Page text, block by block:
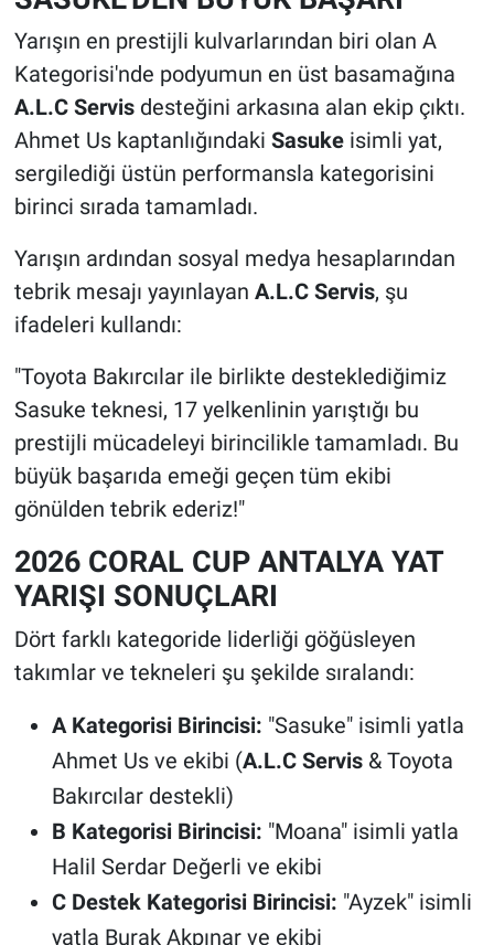
Yarışın en prestijli kulvarlarından biri olan A
Kategorisi'nde podyumun en üst basamağına
A.L.C Servisdesteğini arkasına alan ekip çıktı.
Ahmet Us kaptanlığındaki Sasukeisimli yat,
sergilediği üstün performansla kategorisini
birinci sırada tamamladı.
Yarışın ardından sosyal medya hesaplarından
tebrik mesajı yayınlayan A.L.C Servis, şu
ifadeleri kullandı:
"Toyota Bakırcılar ile birlikte desteklediğimiz
Sasuke teknesi, 17 yelkenlinin yarıştığı bu
prestijli mücadeleyi birincilikle tamamladı. Bu
büyük başarıda emeği geçen tüm ekibi
gönülden tebrik ederiz!"
2026 CORAL CUP ANTALYA YAT
YARIŞI SONUÇLARI
Dört farklı kategoride liderliği göğüsleyen
takımlar ve tekneleri şu şekilde sıralandı:
A Kategorisi Birincisi: "Sasuke" isimli yatla
Ahmet Us ve ekibi (A.L.C Servis& Toyota
Bakırcılar destekli)
B Kategorisi Birincisi: "Moana" isimli yatla
Halil Serdar Değerli ve ekibi
C Destek Kategorisi Birincisi: "Ayzek" isimli
yatla Burak Akpınar ve ekibi